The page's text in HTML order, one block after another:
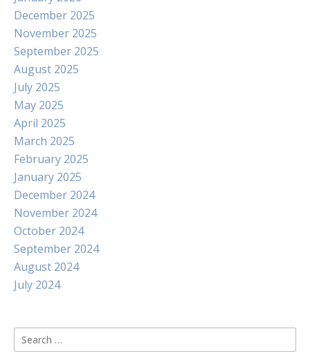
December 2025
November 2025
September 2025
August 2025
July 2025
May 2025
April 2025
March 2025
February 2025
January 2025
December 2024
November 2024
October 2024
September 2024
August 2024
July 2024
Search
for: